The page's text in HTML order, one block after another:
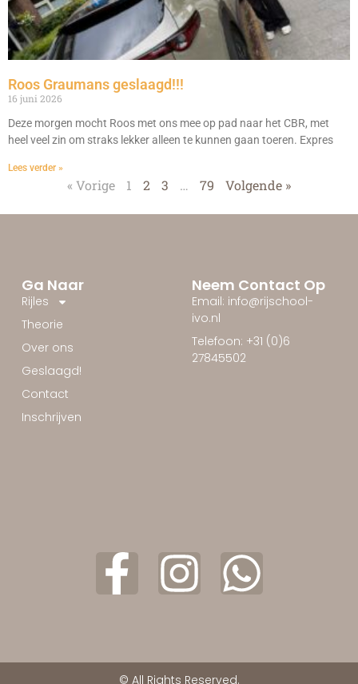
Roos Graumans geslaagd!!!
16 juni 2026
Deze morgen mocht Roos met ons mee op pad naar het CBR, met
heel veel zin om straks lekker alleen te kunnen gaan toeren. Expres
Lees verder »
« Vorige 1 2 3 … 79 Volgende »
Ga Naar
Rijles
Theorie
Over ons
Geslaagd!
Contact
Inschrijven
Neem Contact Op
Email: info@rijschool-
ivo.nl
Telefoon: +31 (0)6
27845502
© All Rights Reserved.